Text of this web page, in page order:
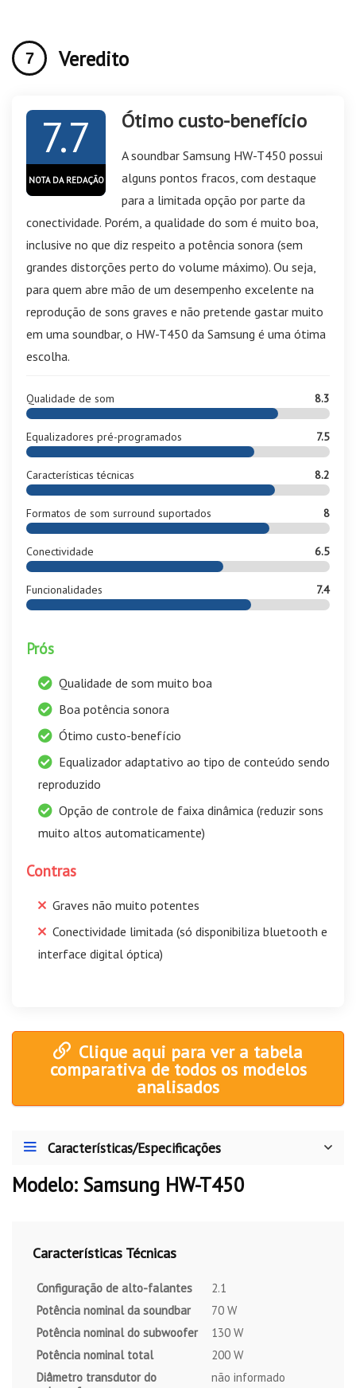
Veredito
7.7
NOTA DA REDAÇÃO
Ótimo custo-benefício
A soundbar Samsung HW-T450 possui
alguns pontos fracos, com destaque
para a limitada opção por parte da
conectividade. Porém, a qualidade do som é muito boa,
inclusive no que diz respeito a potência sonora (sem
grandes distorções perto do volume máximo). Ou seja,
para quem abre mão de um desempenho excelente na
reprodução de sons graves e não pretende gastar muito
em uma soundbar, o HW-T450 da Samsung é uma ótima
escolha.
Qualidade de som 8.3
Equalizadores pré-programados 7.5
Características técnicas 8.2
Formatos de som surround suportados 8
Conectividade 6.5
Funcionalidades 7.4
Prós
Qualidade de som muito boa
Boa potência sonora
Ótimo custo-benefício
Equalizador adaptativo ao tipo de conteúdo sendo
reproduzido
Opção de controle de faixa dinâmica (reduzir sons
muito altos automaticamente)
Contras
Graves não muito potentes
Conectividade limitada (só disponibiliza bluetooth e
interface digital óptica)
Clique aqui para ver a tabela
comparativa de todos os modelos
analisados
Características/Especificações
Modelo: Samsung HW-T450
Características Técnicas
Configuração de alto-falantes
2.1
Potência nominal da soundbar
70 W
Potência nominal do subwoofer
130 W
Potência nominal total
200 W
Diâmetro transdutor do
não informado